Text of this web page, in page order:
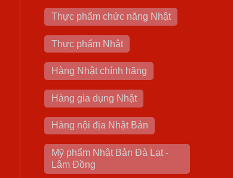
Thực phẩm chức năng Nhật
Thực phẩm Nhật
Hàng Nhật chính hãng
Hàng gia dụng Nhật
Hàng nội địa Nhật Bản
Mỹ phẩm Nhật Bản Đà Lạt -
Lâm Đồng